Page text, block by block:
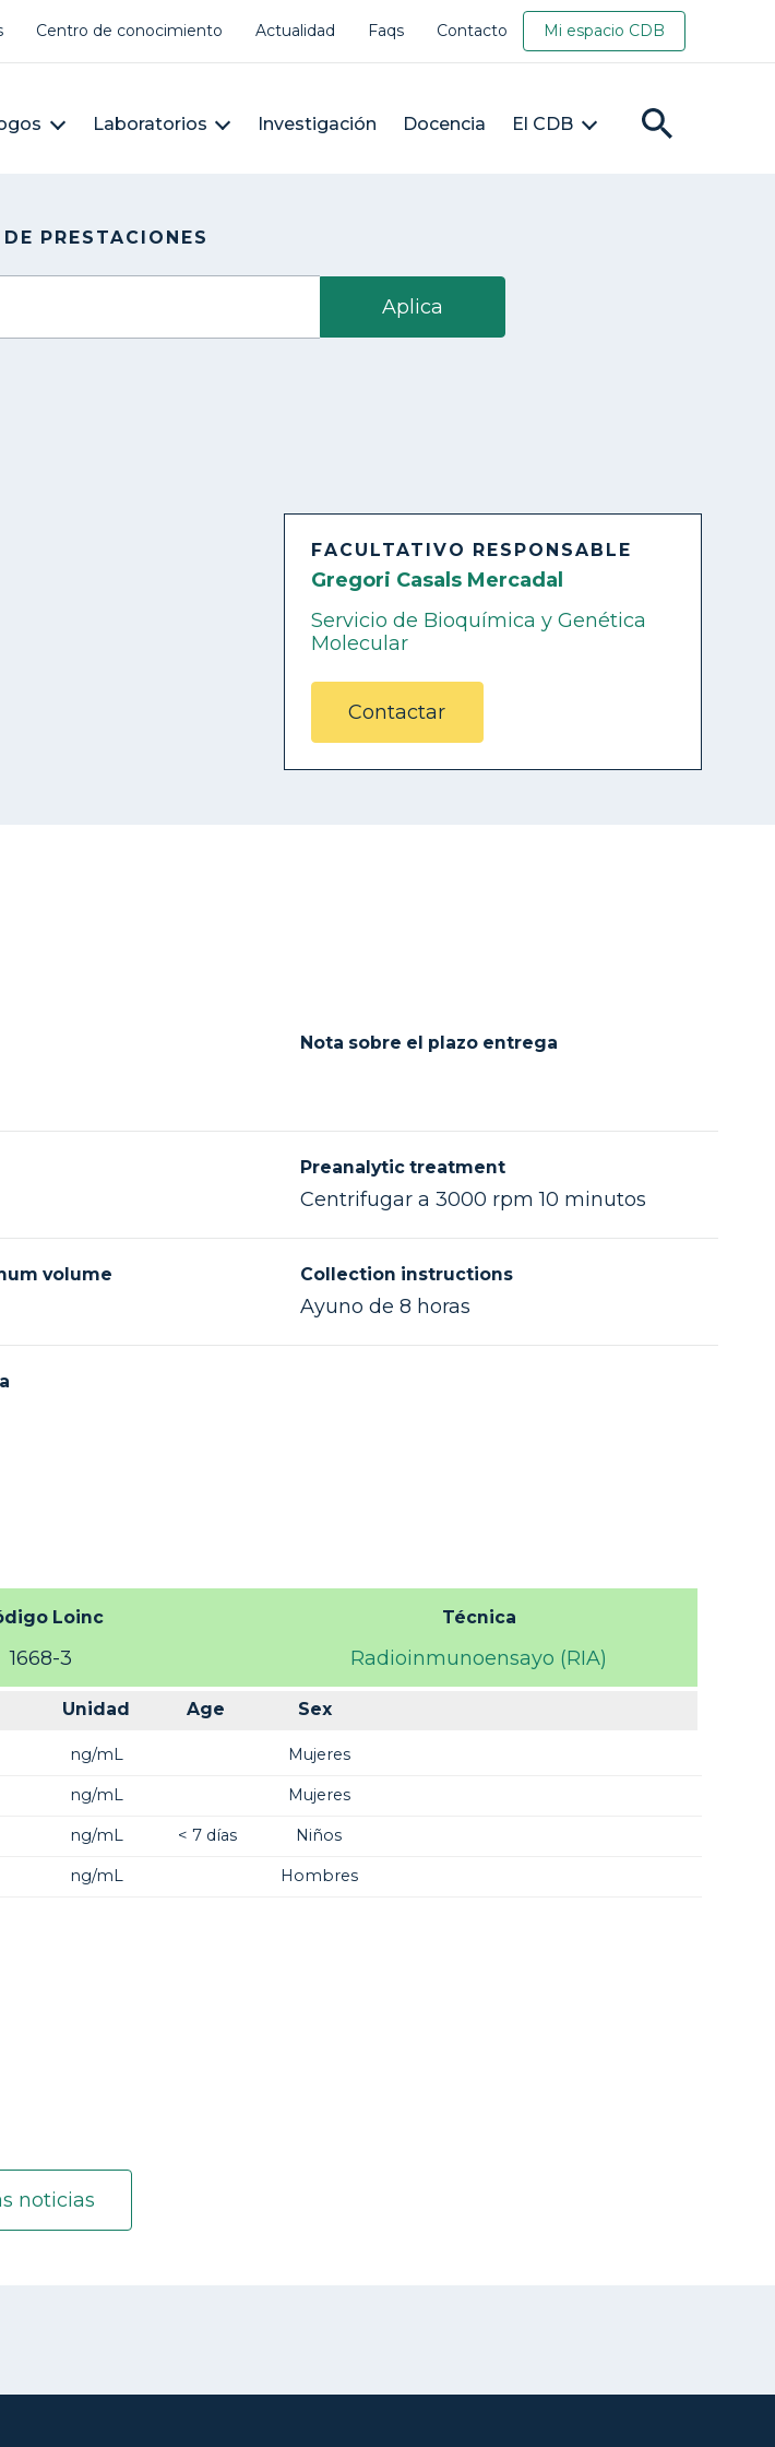
menu
Centro de conocimiento Actualidad Faqs Contacto Mi espacio CDB
Laboratorios Investigación Docencia El CDB
PRESTACIONES
FACULTATIVO RESPONSABLE
Gregori Casals Mercadal
Servicio de Bioquímica y Genética
Molecular
Contactar
Nota sobre el plazo entrega
Preanalytic treatment
Centrifugar a 3000 rpm 10 minutos
volume Collection instructions
Ayuno de 8 horas
Loinc Técnica
1668-3 Radioinmunoensayo (RIA)
Unidad Age Sex
ng/mL Mujeres
ng/mL Mujeres
ng/mL < 7 días Niños
ng/mL Hombres
noticias